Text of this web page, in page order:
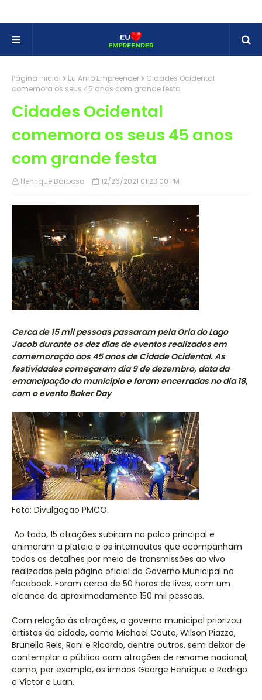
Página inicial Eu Amo Empreender
Cidades Ocidental
comemora os seus 45 anos com grande festa
Cidades Ocidental
comemora os seus 45 anos
com grande festa
Henrique Barbosa 12/26/2021 01:23:00 PM
Cerca de 15 mil pessoas passaram pela Orla do Lago
Jacob durante os dez dias de eventos realizados em
comemoração aos 45 anos de Cidade Ocidental. As
festividades começaram dia 9 de dezembro, data da
emancipação do município e foram encerradas no dia 18,
com o evento Baker Day
Foto: Divulgação PMCO.
Ao todo, 15 atrações subiram no palco principal e
animaram a plateia e os internautas que acompanham
todos os detalhes por meio de transmissões ao vivo
realizadas pela página oficial do Governo Municipal no
facebook. Foram cerca de 50 horas de lives, com um
alcance de aproximadamente 150 mil pessoas.
Com relação às atrações, o governo municipal priorizou
artistas da cidade, como Michael Couto, Wilson Piazza,
Brunella Reis, Roni e Ricardo, dentre outros, sem deixar de
contemplar o público com atrações de renome nacional,
como, por exemplo, os irmãos George Henrique e Rodrigo
e Victor e Luan.